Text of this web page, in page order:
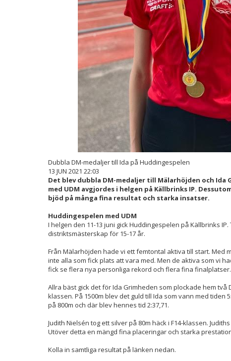
Dubbla DM-medaljer till Ida på Huddingespelen
13 JUN 2021 22:03
Det blev dubbla DM-medaljer till Mälarhöjden och Ida
med UDM avgjordes i helgen på Källbrinks IP.
bjöd på många fina resultat och starka insatser.
Huddingespelen med UDM
I helgen den 11-13 juni gick Huddingespelen på Källbrinks
distriktsmästerskap för 15-17 år.
Från Mälarhöjden hade vi ett femtontal aktiva till start. Med
inte alla som fick plats att vara med. Men de aktiva som vi
fick se flera nya personliga rekord och flera fina
Allra bäst gick det för Ida Grimheden som plockade hem två
klassen. På 1500m blev det guld till Ida som vann med tiden
på 800m och där blev hennes tid 2:37,71.
Judith Nielsén tog ett silver på 80m häck i F14-klassen.
Utöver detta en mängd fina placeringar och starka
Kolla in samtliga resultat på länken nedan.